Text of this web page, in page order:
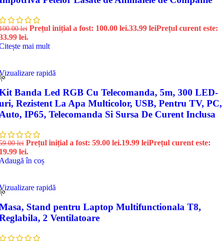
lei Prețul inițial a fost: 100.00 lei.33.99 leiPrețul curent este:
lei.
mai mult
rapidă
Banda Led RGB Cu Telecomanda, 5m, 300 LED-
Rezistent La Apa Multicolor, USB, Pentru TV, PC,
IP65, Telecomanda Si Sursa De Curent Inclusa
lei Prețul inițial a fost: 59.00 lei.19.99 leiPrețul curent este:
lei.
în coș
rapidă
Stand pentru Laptop Multifunctionala T8,
2 Ventilatoare